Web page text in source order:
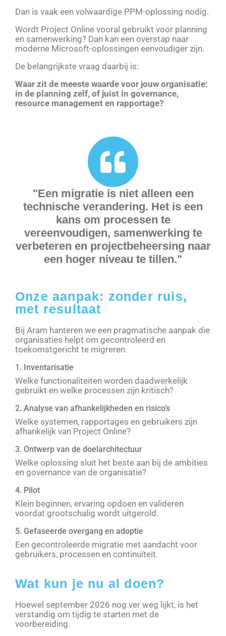
Dan is vaak een volwaardige PPM-oplossing nodig.
Wordt Project Online vooral gebruikt voor planning
en samenwerking? Dan kan een overstap naar
moderne Microsoft-oplossingen eenvoudiger zijn.
De belangrijkste vraag daarbij is:
Waar zit de meeste waarde voor jouw organisatie:
in de planning zelf, of juist in governance,
resource management en rapportage?
"Een migratie is niet alleen een
technische verandering. Het is een
kans om processen te
vereenvoudigen, samenwerking te
verbeteren en projectbeheersing naar
een hoger niveau te tillen."
Onze aanpak: zonder ruis,
met resultaat
Bij Aram hanteren we een pragmatische aanpak die
organisaties helpt om gecontroleerd en
toekomstgericht te migreren.
1. Inventarisatie
Welke functionaliteiten worden daadwerkelijk
gebruikt en welke processen zijn kritisch?
2. Analyse van afhankelijkheden en risico’s
Welke systemen, rapportages en gebruikers zijn
afhankelijk van Project Online?
3. Ontwerp van de doelarchitectuur
Welke oplossing sluit het beste aan bij de ambities
en governance van de organisatie?
4. Pilot
Klein beginnen, ervaring opdoen en valideren
voordat grootschalig wordt uitgerold.
5. Gefaseerde overgang en adoptie
Een gecontroleerde migratie met aandacht voor
gebruikers, processen en continuïteit.
Wat kun je nu al doen?
Hoewel september 2026 nog ver weg lijkt, is het
verstandig om tijdig te starten met de
voorbereiding.